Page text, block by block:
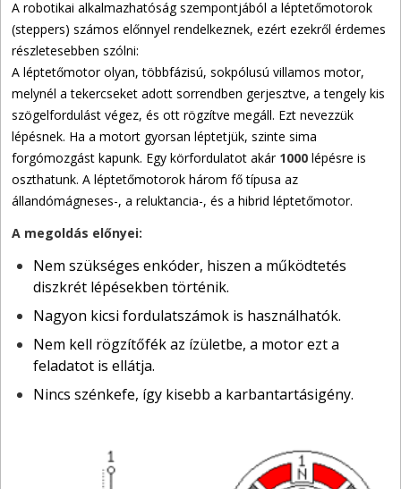
A robotikai alkalmazhatóság szempontjából a léptetőmotorok
(steppers) számos előnnyel rendelkeznek, ezért ezekről érdemes
részletesebben szólni:
A léptetőmotor olyan, többfázisú, sokpólusú villamos motor,
melynél a tekercseket adott sorrendben gerjesztve, a tengely kis
szögelfordulást végez, és ott rögzítve megáll. Ezt nevezzük
lépésnek. Ha a motort gyorsan léptetjük, szinte sima
forgómozgást kapunk. Egy körfordulatot akár 1000 lépésre is
oszthatunk. A léptetőmotorok három fő típusa az
állandómágneses-, a reluktancia-, és a hibrid léptetőmotor.
A megoldás előnyei:
Nem szükséges enkóder, hiszen a működtetés
diszkrét lépésekben történik.
Nagyon kicsi fordulatszámok is használhatók.
Nem kell rögzítőfék az ízületbe, a motor ezt a
feladatot is ellátja.
Nincs szénkefe, így kisebb a karbantartásigény.